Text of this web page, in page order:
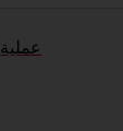
عملية